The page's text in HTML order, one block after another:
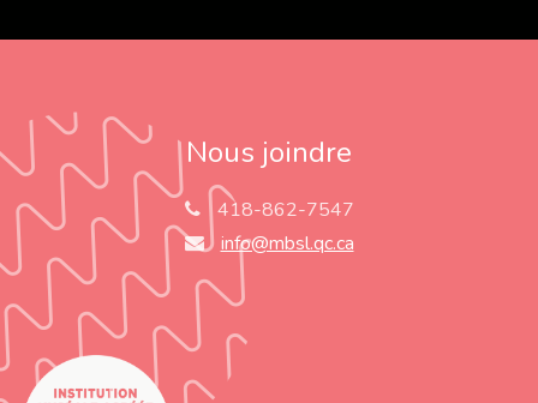
Nous joindre
418-862-7547
info@mbsl.qc.ca